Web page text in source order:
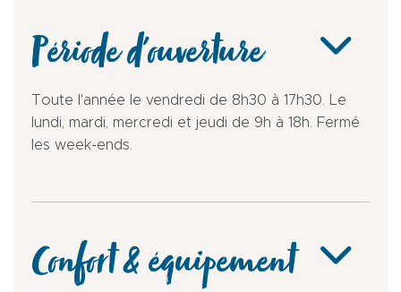
Période d'ouverture
Toute l'année le vendredi de 8h30 à 17h30. Le
lundi, mardi, mercredi et jeudi de 9h à 18h. Fermé
les week-ends.
Confort & équipement